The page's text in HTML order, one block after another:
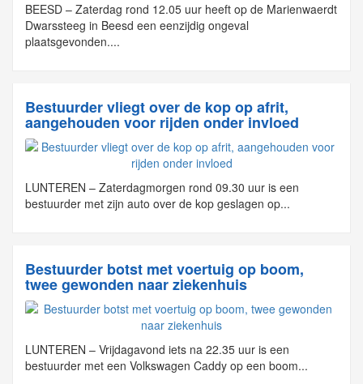
BEESD – Zaterdag rond 12.05 uur heeft op de Marienwaerdt
Dwarssteeg in Beesd een eenzijdig ongeval
plaatsgevonden....
Bestuurder vliegt over de kop op afrit,
aangehouden voor rijden onder invloed
LUNTEREN – Zaterdagmorgen rond 09.30 uur is een
bestuurder met zijn auto over de kop geslagen op...
Bestuurder botst met voertuig op boom,
twee gewonden naar ziekenhuis
LUNTEREN – Vrijdagavond iets na 22.35 uur is een
bestuurder met een Volkswagen Caddy op een boom...